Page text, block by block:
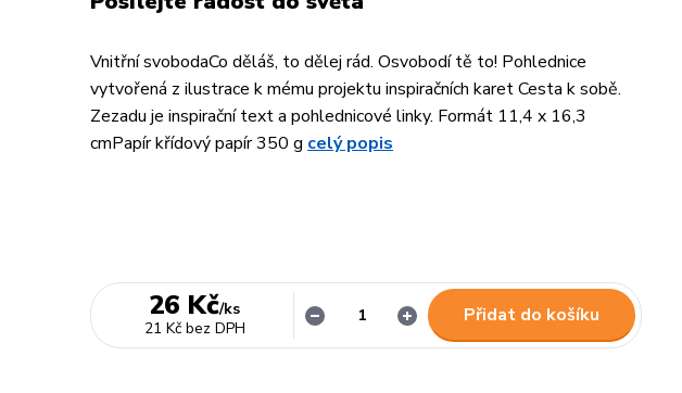
Vnitřní svobodaCo děláš, to dělej rád. Osvobodí tě to! Pohlednice
vytvořená z ilustrace k mému projektu inspiračních karet Cesta k sobě.
Zezadu je inspirační text a pohlednicové linky. Formát 11,4 x 16,3
cmPapír křídový papír 350 g celý popis
26 Kč/ks
21 Kč bez DPH
Přidat do košíku